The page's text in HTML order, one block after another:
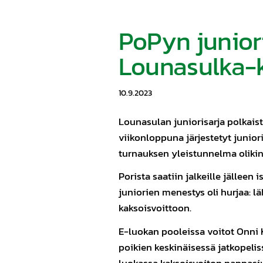
PoPyn
Lounasulka-
10.9.2023
Lounasulan juniorisarja
viikonloppuna järjestetyt
turnauksen yleistunnelma
Porista saatiin jalkeille jälleen
juniorien menestys oli hurjaa:
kaksoisvoittoon.
E-luokan pooleissa voitot Onni
poikien keskinäisessä